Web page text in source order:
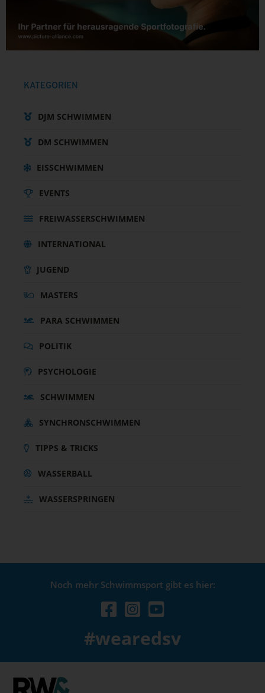
KATEGORIEN
DJM SCHWIMMEN
DM SCHWIMMEN
EISSCHWIMMEN
EVENTS
FREIWASSERSCHWIMMEN
INTERNATIONAL
JUGEND
MASTERS
PARA SCHWIMMEN
POLITIK
PSYCHOLOGIE
SCHWIMMEN
SYNCHRONSCHWIMMEN
TIPPS & TRICKS
WASSERBALL
WASSERSPRINGEN
Noch mehr Schwimmsport gibt es hier:
#wearedsv